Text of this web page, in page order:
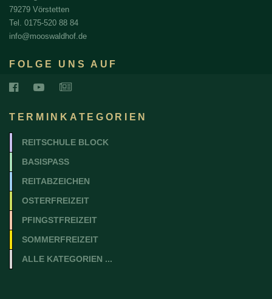
79279 Vörstetten
Tel. 0175-520 88 84
info@mooswaldhof.de
FOLGE UNS AUF
TERMINKATEGORIEN
REITSCHULE BLOCK
BASISPASS
REITABZEICHEN
OSTERFREIZEIT
PFINGSTFREIZEIT
SOMMERFREIZEIT
ALLE KATEGORIEN ...